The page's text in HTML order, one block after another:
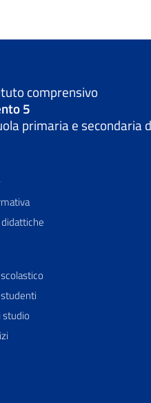
comprensivo
5
primaria e secondaria
studio